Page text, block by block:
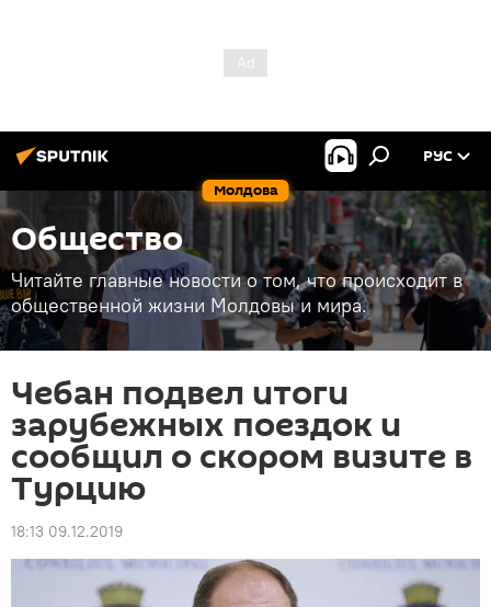
Молдова
РУС
Общество
Читайте главные новости о том, что происходит в
общественной жизни Молдовы и мира.
Чебан подвел итоги
зарубежных поездок и
сообщил о скором визите в
Турцию
18:13 09.12.2019